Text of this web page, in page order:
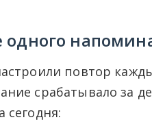
одного
повтор
срабатывало за
сегодня: